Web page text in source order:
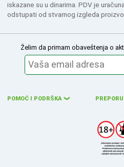
iskazane su u dinarima. PDV je
odstupati od stvarnog izgleda
Želim da primam obaveštenja o
POMOĆ I PODRŠKA ❮